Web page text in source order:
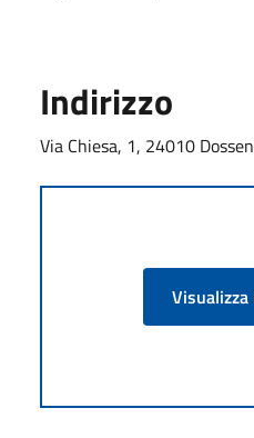
Indirizzo
Via Chiesa, 1, 24010